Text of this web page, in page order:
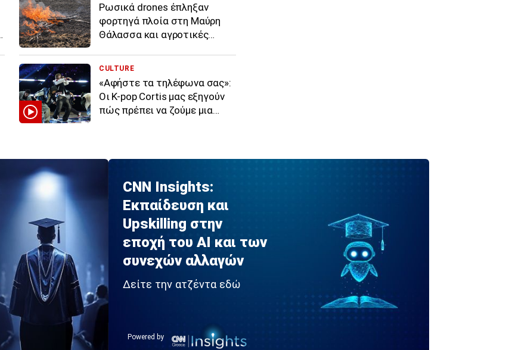
Ρωσικά drones έπληξαν
φορτηγά πλοία στη Μαύρη
Θάλασσα και αγροτικές
CULTURE
«Αφήστε τα τηλέφωνα σας»:
Οι K-pop Cortis μας εξηγούν
πώς πρέπει να ζούμε μια
CNN Insights:
Εκπαίδευση και
Upskilling στην
εποχή του AI και των
συνεχών αλλαγών
Δείτε την ατζέντα εδώ
Powered by